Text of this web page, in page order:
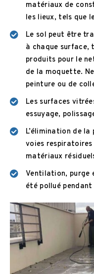
matériaux de
les lieux, tels que
Le sol peut être
à chaque surface,
produits pour le
de la moquette.
peinture ou de
Les surfaces
essuyage,
L’élimination de
voies respiratoires
matériaux
Ventilation, purge
été pollué